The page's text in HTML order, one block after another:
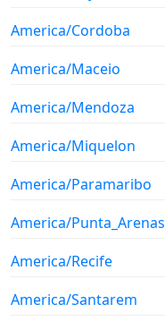
America/Cordoba
America/Maceio
America/Mendoza
America/Miquelon
America/Paramaribo
America/Punta_Arenas
America/Recife
America/Santarem